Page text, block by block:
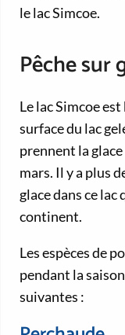
le lac Simcoe.
Pêche sur
Le lac Simcoe
surface du lac
prennent la
mars. Il y a plus
glace dans ce
continent.
Les espèces de
pendant la
suivantes :